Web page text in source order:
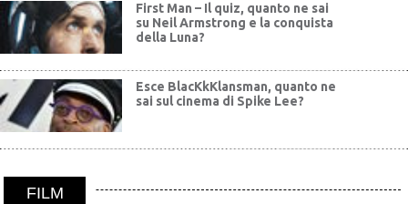
First Man – Il quiz, quanto ne sai
su Neil Armstrong e la conquista
della Luna?
Esce BlacKkKlansman, quanto ne
sai sul cinema di Spike Lee?